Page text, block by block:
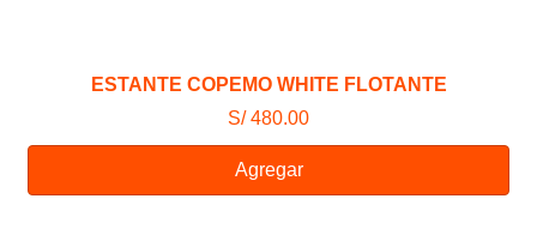
ESTANTE COPEMO WHITE FLOTANTE
S/ 480.00
Agregar